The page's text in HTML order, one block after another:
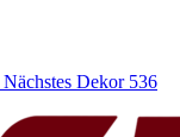
Nächstes Dekor 536